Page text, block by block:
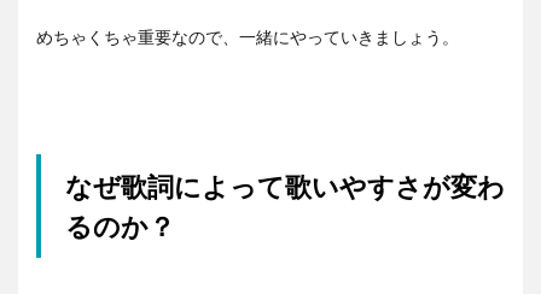
めちゃくちゃ重要なので、一緒にやっていきましょう。
なぜ歌詞によって歌いやすさが変わ
るのか？